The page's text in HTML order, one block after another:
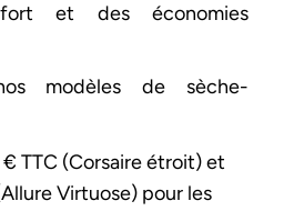
et des économies
modèles de sèche-
TTC (Corsaire étroit) et
Virtuose) pour les